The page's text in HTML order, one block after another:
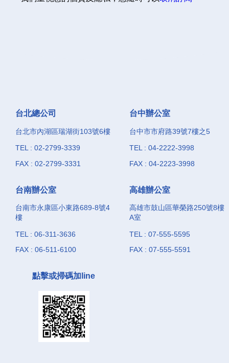
台北總公司
台北市內湖區瑞湖街103號6樓
TEL : 02-2799-3339
FAX : 02-2799-3331
台中辦公室
台中市市府路39號7樓之5
TEL : 04-2222-3998
FAX : 04-2223-3998
台南辦公室
台南市永康區小東路689-8號4
樓
TEL : 06-311-3636
FAX : 06-511-6100
高雄辦公室
高雄市鼓山區華榮路250號8樓
A室
TEL : 07-555-5595
FAX : 07-555-5591
點擊或掃碼加line